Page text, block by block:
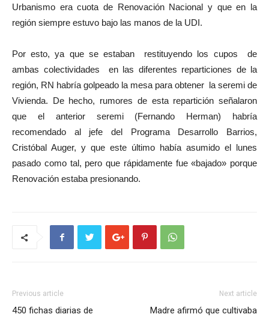
Urbanismo era cuota de Renovación Nacional y que en la
región siempre estuvo bajo las manos de la UDI.
Por esto, ya que se estaban restituyendo los cupos de
ambas colectividades en las diferentes reparticiones de la
región, RN habría golpeado la mesa para obtener la seremi de
Vivienda. De hecho, rumores de esta repartición señalaron
que el anterior seremi (Fernando Herman) habría
recomendado al jefe del Programa Desarrollo Barrios,
Cristóbal Auger, y que este último había asumido el lunes
pasado como tal, pero que rápidamente fue «bajado» porque
Renovación estaba presionando.
Previous article
450 fichas diarias de
Next article
Madre afirmó que cultivaba